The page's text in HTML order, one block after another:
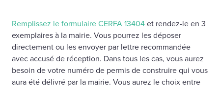
Remplissez le formulaire CERFA 13404et rendez-le en 3
exemplaires à la mairie. Vous pourrez les déposer
directement ou les envoyer par lettre recommandée
avec accusé de réception. Dans tous les cas, vous aurez
besoin de votre numéro de permis de construire qui vous
aura été délivré par la mairie. Vous aurez le choix entre